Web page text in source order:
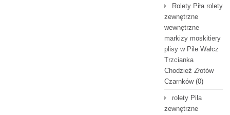
Rolety Piła rolety
zewnętrzne
wewnętrzne
markizy moskitiery
plisy w Pile Wałcz
Trzcianka
Chodzież Złotów
Czarnków(0)
rolety Piła
zewnętrzne